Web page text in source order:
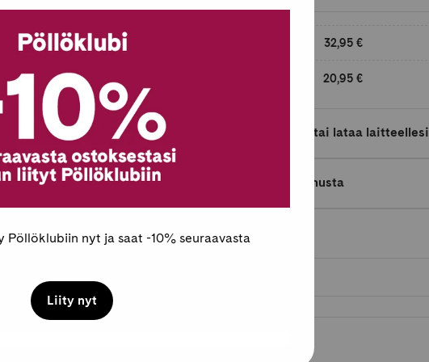
Kovakantinen 32,95 €
20,95 €
Lue linkin kautta selaimessa tai lataa laitteellesi
Pöllöklubilaisille jopa 5 % bonusta
Maksaminen
Pöllöklubiin nyt ja saat -10% seuraavasta
Liity nyt